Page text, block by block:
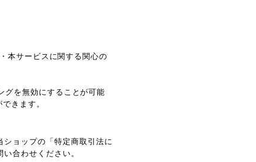
本サービスに関する関心の
グを無効にすることが可能
きます。
ョップの「特定商取引法に
合わせください。